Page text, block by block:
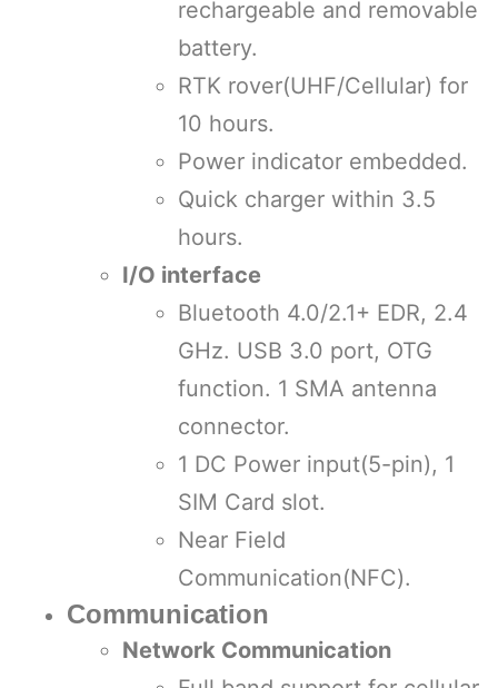
rechargeable and removable
battery.
RTK rover(UHF/Cellular) for
10 hours.
Power indicator embedded.
Quick charger within 3.5
hours.
I/O interface
Bluetooth 4.0/2.1+ EDR, 2.4
GHz. USB 3.0 port, OTG
function. 1 SMA antenna
connector.
1 DC Power input(5-pin), 1
SIM Card slot.
Near Field
Communication(NFC).
Communication
Network Communication